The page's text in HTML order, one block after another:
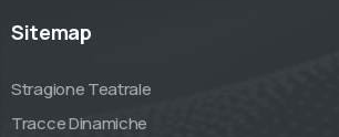
Sitemap
Stragione Teatrale
Tracce Dinamiche